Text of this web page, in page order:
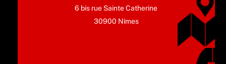
6 bis rue Sainte Catherine
30900 Nîmes